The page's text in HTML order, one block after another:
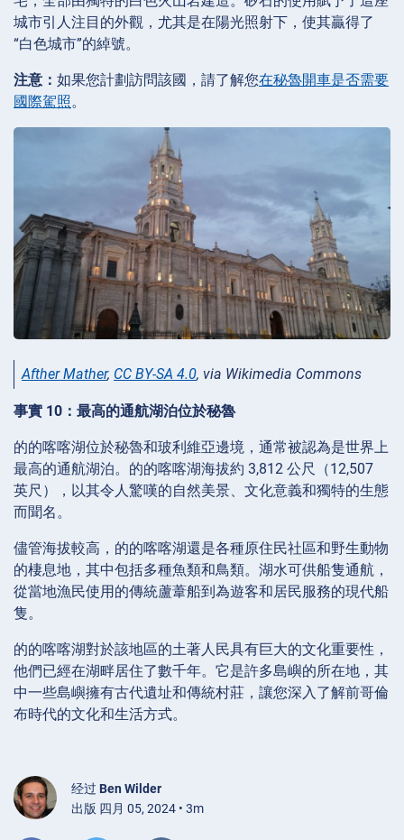
城市引人注目的外觀，尤其是在陽光照射下，使其贏得了
“白色城市”的綽號。
注意： 如果您計劃訪問該國，請了解您在秘魯開車是否需要
國際駕照。
Afther Mather, CC BY-SA 4.0, via Wikimedia Commons
事實 10：最高的通航湖泊位於秘魯
的的喀喀湖位於秘魯和玻利維亞邊境，通常被認為是世界上
最高的通航湖泊。的的喀喀湖海拔約 3,812 公尺（12,507
英尺），以其令人驚嘆的自然美景、文化意義和獨特的生態
而聞名。
儘管海拔較高，的的喀喀湖還是各種原住民社區和野生動物
的棲息地，其中包括多種魚類和鳥類。湖水可供船隻通航，
從當地漁民使用的傳統蘆葦船到為遊客和居民服務的現代船
隻。
的的喀喀湖對於該地區的土著人民具有巨大的文化重要性，
他們已經在湖畔居住了數千年。它是許多島嶼的所在地，其
中一些島嶼擁有古代遺址和傳統村莊，讓您深入了解前哥倫
布時代的文化和生活方式。
经过 Ben Wilder
出版 四月 05, 2024 • 3m